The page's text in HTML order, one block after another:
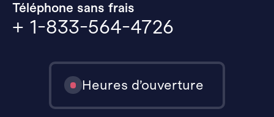
Téléphone sans frais
+ 1-833-564-4726
Heures d’ouverture